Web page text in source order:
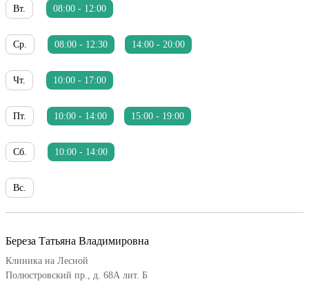
Вт. 08:00 - 12:00
Ср. 08:00 - 12:30 14:00 - 20:00
Чт. 10:00 - 17:00
Пт. 10:00 - 14:00 15:00 - 19:00
Сб. 10:00 - 14:00
Вс.
Береза Татьяна Владимировна
Клиника на Лесной
Полюстровский пр., д. 68А лит. Б